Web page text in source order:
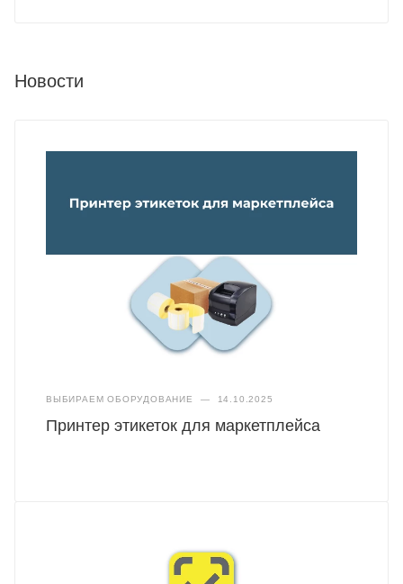
Новости
ВЫБИРАЕМ ОБОРУДОВАНИЕ — 14.10.2025
Принтер этикеток для маркетплейса